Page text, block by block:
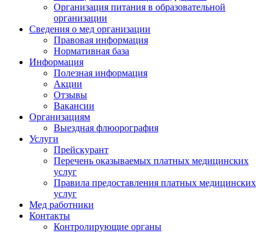
Организация питания в образовательной
организации
Сведения о мед организации
Правовая информация
Нормативная база
Информация
Полезная информация
Акции
Отзывы
Вакансии
Организациям
Выездная флюорография
Услуги
Прейскурант
Перечень оказываемых платных медицинских
услуг
Правила предоставления платных медицинских
услуг
Мед работники
Контакты
Контролирующие органы